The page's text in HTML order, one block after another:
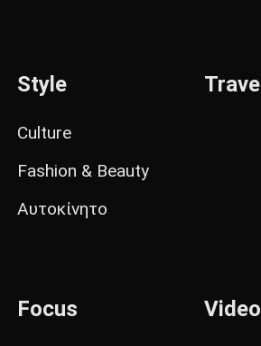
Style
Culture
Fashion & Beauty
Αυτοκίνητο
Travel
Focus Video